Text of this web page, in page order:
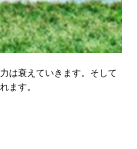
は衰えていきます。そして
ます。